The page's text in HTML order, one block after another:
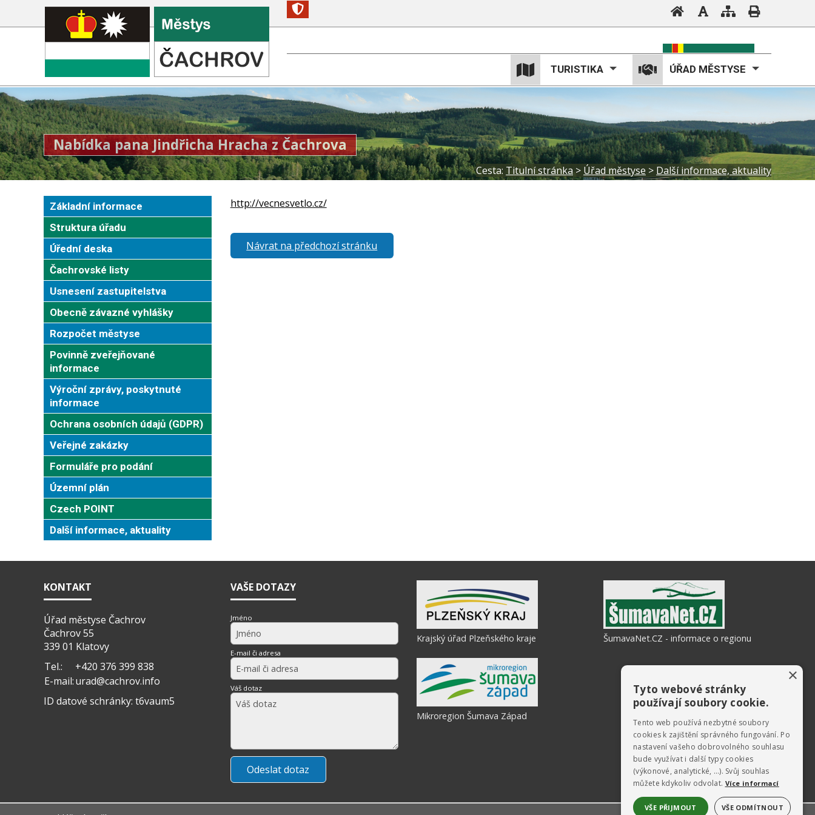
TURISTIKA ÚŘAD MĚSTYSE
Nabídka pana Jindřicha Hracha z Čachrova
Cesta: Titulní stránka > Úřad městyse > Další informace, aktuality
Základní informace
Struktura úřadu
Úřední deska
Čachrovské listy
Usnesení zastupitelstva
Obecně závazné vyhlášky
Rozpočet městyse
Povinně zveřejňované
informace
Výroční zprávy, poskytnuté
informace
Ochrana osobních údajů (GDPR)
Veřejné zakázky
Formuláře pro podání
Územní plán
Czech POINT
Další informace, aktuality
http://vecnesvetlo.cz/
Návrat na předchozí stránku
KONTAKT
Úřad městyse Čachrov
Čachrov 55
339 01 Klatovy
Tel.:
+420 376 399 838
E-mail:urad@cachrov.info
ID datové schránky: t6vaum5
VAŠE DOTAZY
Jméno
E-mail či adresa
Váš dotaz
Krajský úřad Plzeňského kraje
Mikroregion Šumava Západ
ŠumavaNet.CZ - informace o regionu
×
Tyto webové stránky
používají soubory cookie.
Tento web používá nezbytné soubory
cookies k zajištění správného fungování. Po
nastavení vašeho dobrovolného souhlasu
bude využívat i další typy cookies
(výkonové, analytické, …). Svůj souhlas
můžete kdykoliv odvolat. Více informací
VŠE PŘIJMOUT VŠE ODMÍTNOUT